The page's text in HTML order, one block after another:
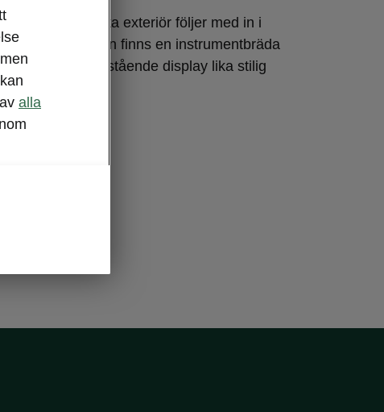
och praktiska exteriör följer med in i
rymliga interiören finns en instrumentbräda
inslag och en fristående display lika stilig
alla